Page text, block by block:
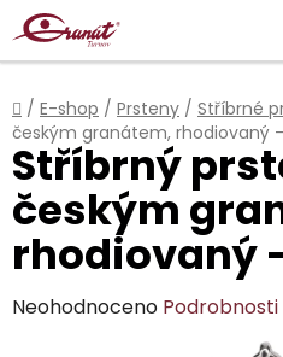
Přejít
na
obsah
Domů
/ E-shop / Prsteny / Stříbrné
českým granátem, rhodiovaný
Stříbrný
českým
rhodiovaný
Průměrné
Neohodnoceno